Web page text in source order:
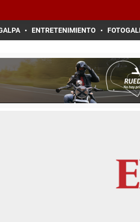
ENTRETENIMIENTO